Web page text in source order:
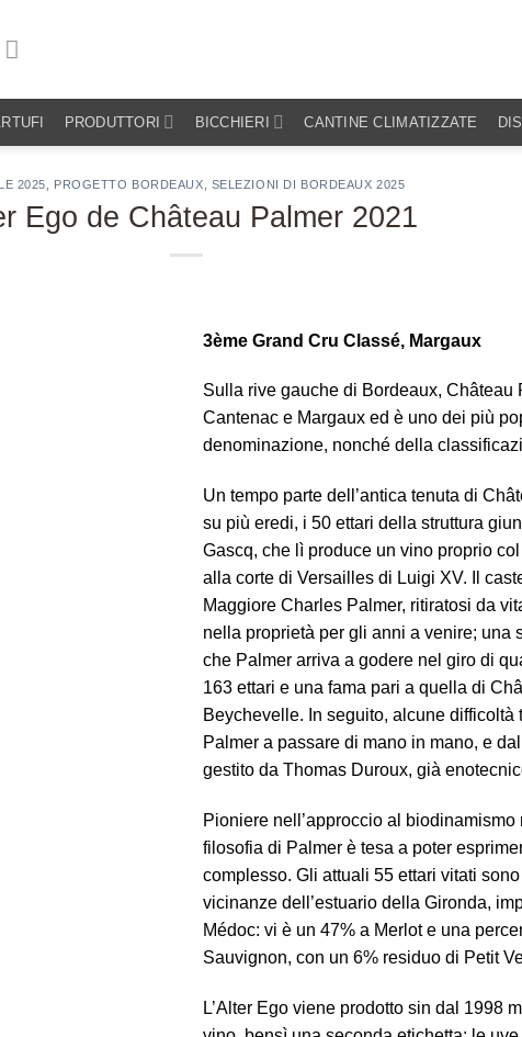
PRODUTTORI BICCHIERI CANTINE CLIMATIZZATE
2025 PROGETTO BORDEAUX SELEZIONI DI BORDEAUX 2025
Ego de Château Palmer 2021
3ème Grand Cru Classé, Margaux
Sulla rive gauche di Bordeaux, Château
Cantenac e Margaux ed è uno dei più
denominazione, nonché della
Un tempo parte dell’antica tenuta di
su più eredi, i 50 ettari della struttura
Gascq, che lì produce un vino proprio
alla corte di Versailles di Luigi XV. Il
Maggiore Charles Palmer, ritiratosi da
nella proprietà per gli anni a venire; una
che Palmer arriva a godere nel giro di
163 ettari e una fama pari a quella di
Beychevelle. In seguito, alcune
Palmer a passare di mano in mano, e
gestito da Thomas Duroux, già
Pioniere nell’approccio al
filosofia di Palmer è tesa a poter
complesso. Gli attuali 55 ettari vitati
vicinanze dell’estuario della Gironda,
Médoc: vi è un 47% a Merlot e una
Sauvignon, con un 6% residuo di Petit
L’Alter Ego viene prodotto sin dal 1998